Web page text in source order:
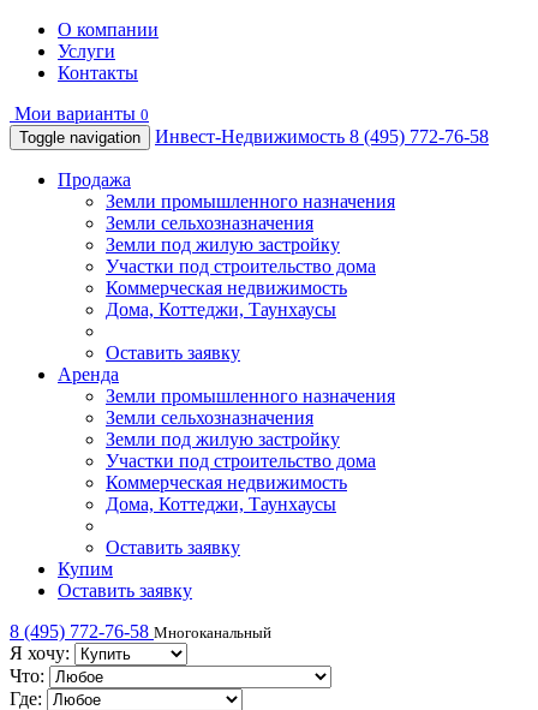
О компании
Услуги
Контакты
Мои варианты 0
Toggle navigation
Инвест-Недвижимость 8 (495) 772-76-58
Продажа
Земли промышленного назначения
Земли сельхозназначения
Земли под жилую застройку
Участки под строительство дома
Коммерческая недвижимость
Дома, Коттеджи, Таунхаусы
Оставить заявку
Аренда
Земли промышленного назначения
Земли сельхозназначения
Земли под жилую застройку
Участки под строительство дома
Коммерческая недвижимость
Дома, Коттеджи, Таунхаусы
Оставить заявку
Купим
Оставить заявку
8 (495) 772-76-58 Многоканальный
Я хочу:
Что:
Где: